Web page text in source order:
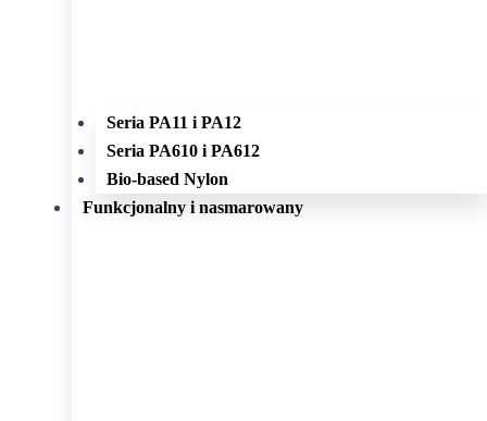
Seria PA11 i PA12
Seria PA610 i PA612
Bio-based Nylon
Funkcjonalny i nasmarowany